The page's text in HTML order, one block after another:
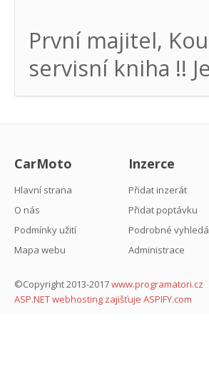
První majitel,
servisní kniha !!
CarMoto
Hlavní strana
O nás
Podmínky užití
Mapa webu
©Copyright 2013-2017www.programatori.cz
ASP.NET webhosting zajišťuje ASPIFY.com
Inzerce
Přidat inzerát
Přidat poptávku
Podrobné
Administrace